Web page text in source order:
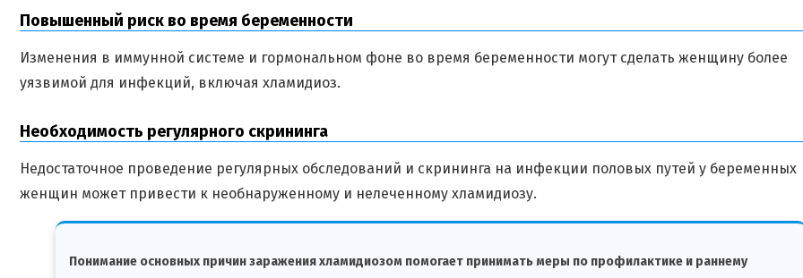
Повышенный риск во время беременности
Изменения в иммунной системе и гормональном фоне во время беременности могут сделать женщину более
уязвимой для инфекций, включая хламидиоз.
Необходимость регулярного скрининга
Недостаточное проведение регулярных обследований и скрининга на инфекции половых путей у беременных
женщин может привести к необнаруженному и нелеченному хламидиозу.
Понимание основных причин заражения хламидиозом помогает принимать меры по профилактике и раннему